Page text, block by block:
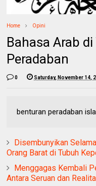
Home Opini
Bahasa Arab
Peradaban
0 Saturday, November 14,
benturan peradaban
Disembunyikan
Orang Barat di Tubuh
Menggagas Kembali
Antara Seruan dan